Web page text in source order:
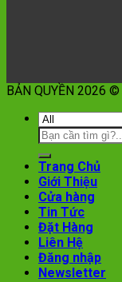
BẢN QUYỀN 2026 ©
Trang Chủ
Giới Thiệu
Cửa hàng
Tin Tức
Đặt Hàng
Liên Hệ
Đăng nhập
Newsletter